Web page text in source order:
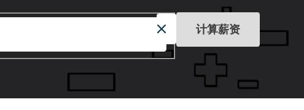
计算薪资